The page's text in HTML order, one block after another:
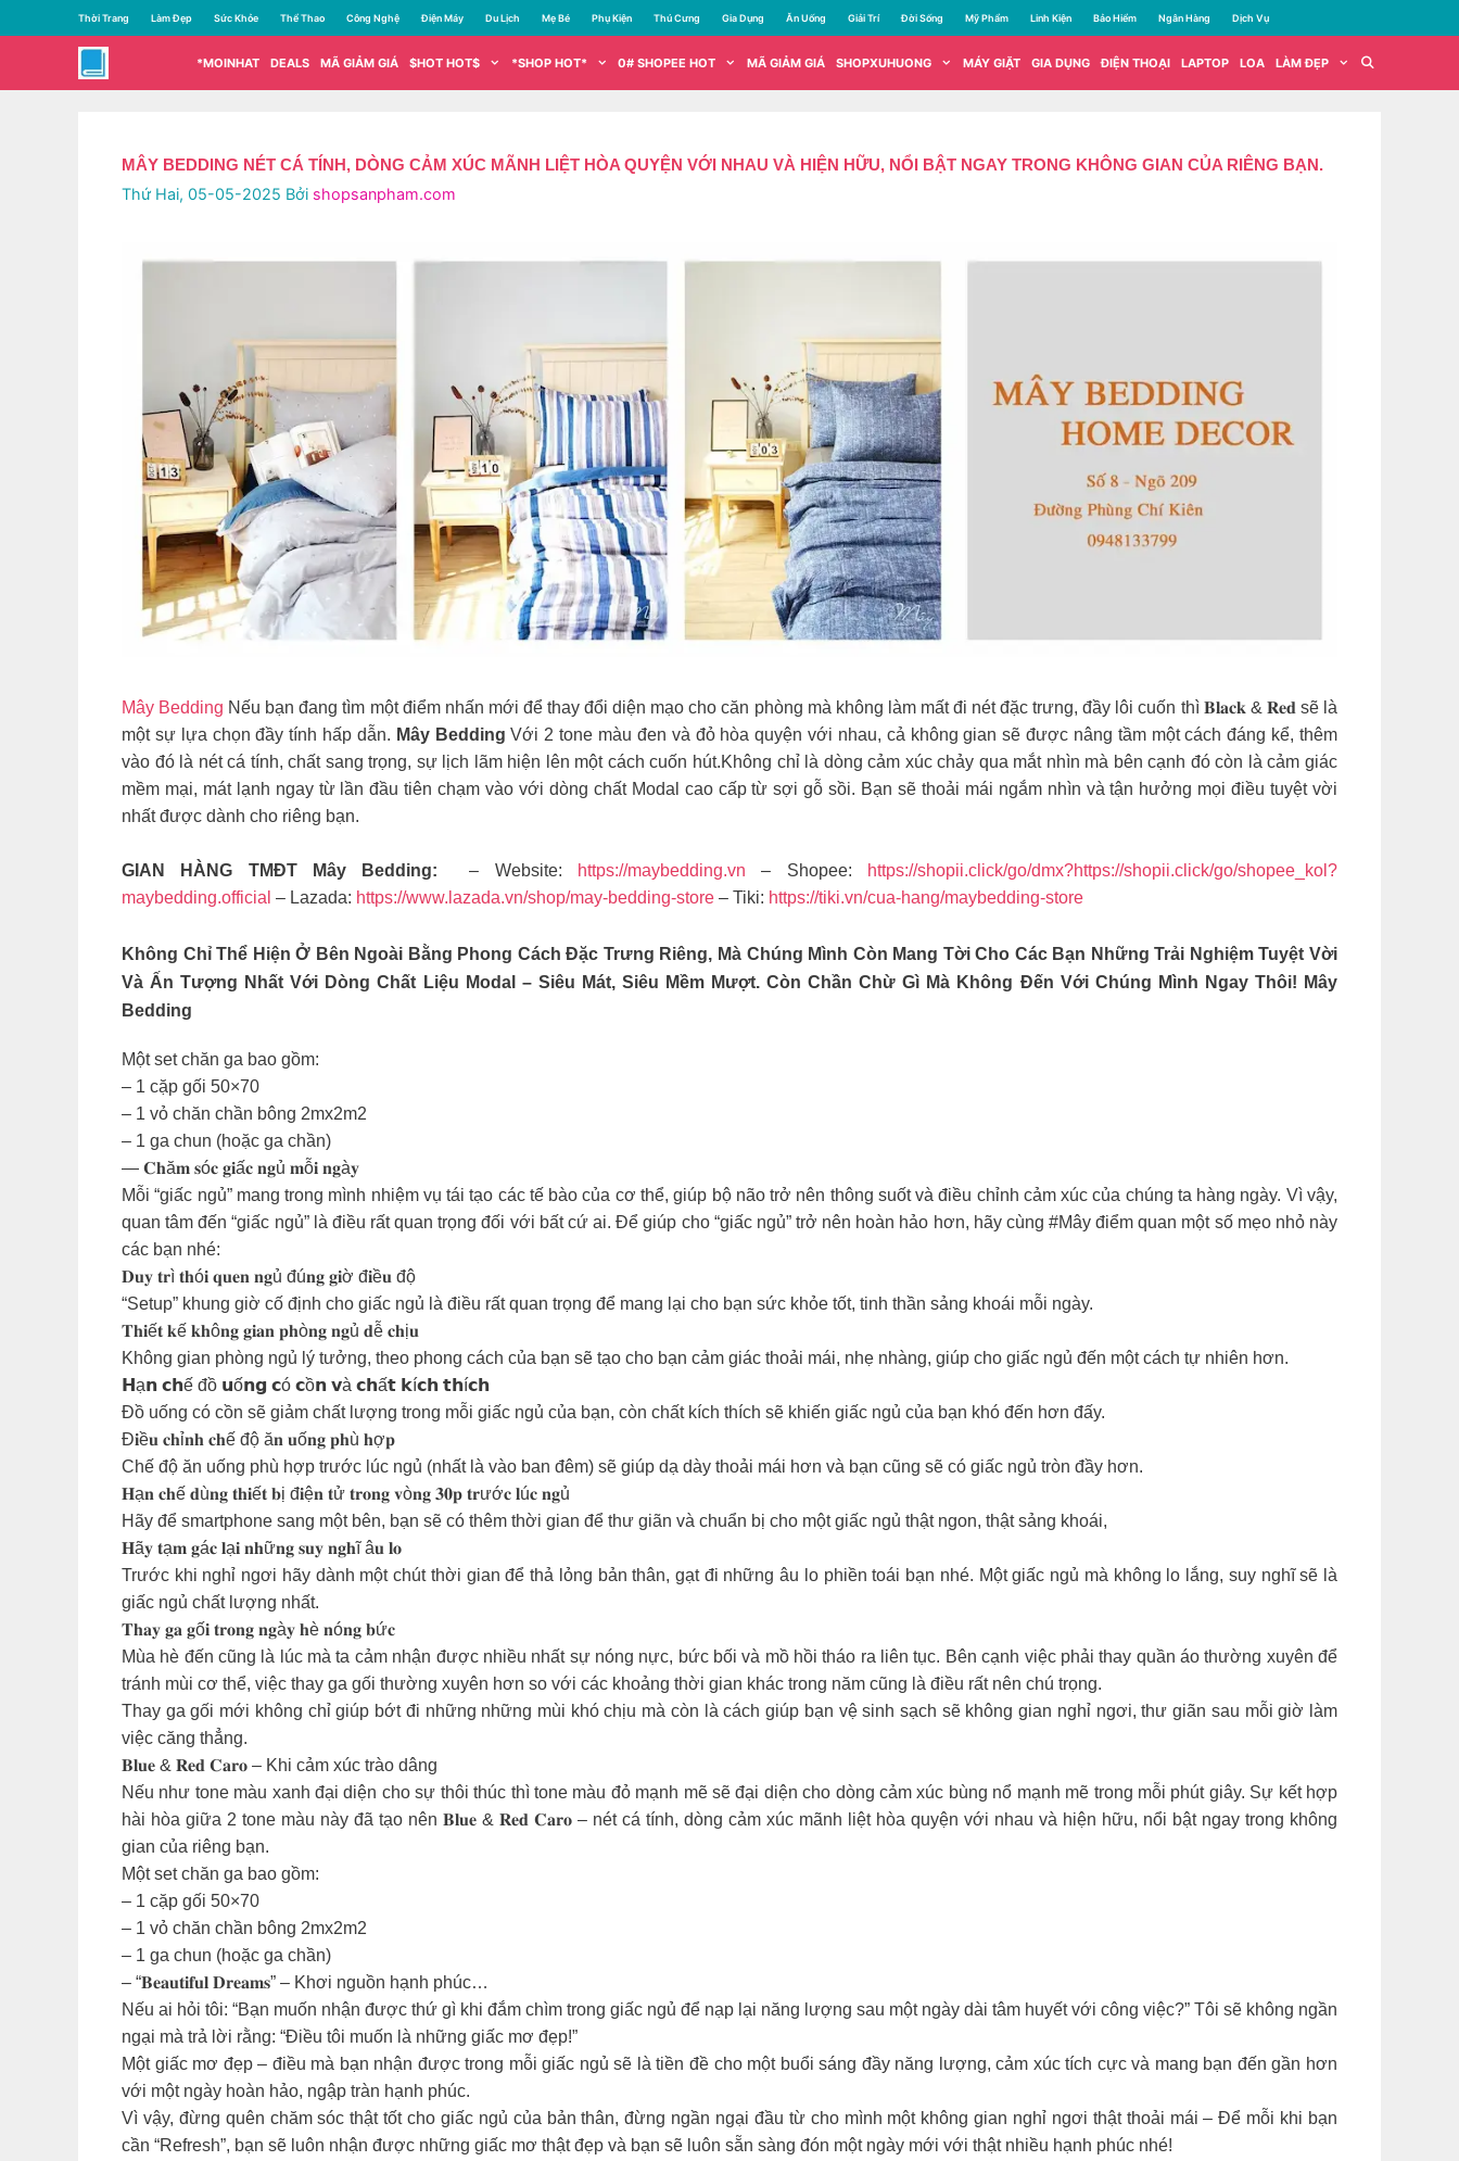
đến
dung
Thời Trang Làm Đẹp Sức Khỏe Thể Thao Công Nghệ Điện Máy Du Lịch Mẹ Bé Phụ Kiện Thú Cưng Gia Dụng Ăn Uống Giải Trí Đời Sống Mỹ Phẩm Linh Kiện Bảo Hiểm Ngân Hàng Dịch Vụ
*MOINHAT DEALS MÃ GIẢM GIÁ $HOT HOT$ *SHOP HOT* 0# SHOPEE HOT MÃ GIẢM GIÁ SHOPXUHUONG MÁY GIẶT GIA DỤNG ĐIỆN THOẠI LAPTOP LOA LÀM ĐẸP
MÂY BEDDING NÉT CÁ TÍNH, DÒNG CẢM XÚC MÃNH LIỆT HÒA QUYỆN VỚI NHAU VÀ HIỆN HỮU, NỔI BẬT NGAY TRONG KHÔNG GIAN CỦA RIÊNG BẠN.
Thứ Hai, 05-05-2025 Bởi shopsanpham.com
Mây Bedding Nếu bạn đang tìm một điểm nhấn mới để thay đổi diện mạo cho căn phòng mà không làm mất đi nét đặc trưng, đầy lôi cuốn thì 𝐁𝐥𝐚𝐜𝐤 & 𝐑𝐞𝐝 sẽ là
một sự lựa chọn đầy tính hấp dẫn. Mây BeddingVới 2 tone màu đen và đỏ hòa quyện với nhau, cả không gian sẽ được nâng tầm một cách đáng kể, thêm
vào đó là nét cá tính, chất sang trọng, sự lịch lãm hiện lên một cách cuốn hút.Không chỉ là dòng cảm xúc chảy qua mắt nhìn mà bên cạnh đó còn là cảm giác
mềm mại, mát lạnh ngay từ lần đầu tiên chạm vào với dòng chất Modal cao cấp từ sợi gỗ sồi. Bạn sẽ thoải mái ngắm nhìn và tận hưởng mọi điều tuyệt vời
nhất được dành cho riêng bạn.
GIAN HÀNG TMĐT Mây Bedding: – Website: https://maybedding.vn – Shopee:
https://shopii.click/go/dmx?https://shopii.click/go/shopee_kol?
maybedding.official – Lazada: https://www.lazada.vn/shop/may-bedding-store – Tiki: https://tiki.vn/cua-hang/maybedding-store
Không Chỉ Thể Hiện Ở Bên Ngoài Bằng Phong Cách Đặc Trưng Riêng, Mà Chúng Mình Còn Mang Tời Cho Các Bạn Những Trải Nghiệm Tuyệt Vời
Và Ấn Tượng Nhất Với Dòng Chất Liệu Modal – Siêu Mát, Siêu Mềm Mượt. Còn Chần Chừ Gì Mà Không Đến Với Chúng Mình Ngay Thôi! Mây
Bedding
Một set chăn ga bao gồm:
– 1 cặp gối 50×70
– 1 vỏ chăn chần bông 2mx2m2
– 1 ga chun (hoặc ga chần)
— 𝐂𝐡ă𝐦 𝐬ó𝐜 𝐠𝐢ấ𝐜 𝐧𝐠ủ 𝐦ỗ𝐢 𝐧𝐠à𝐲
Mỗi “giấc ngủ” mang trong mình nhiệm vụ tái tạo các tế bào của cơ thể, giúp bộ não trở nên thông suốt và điều chỉnh cảm xúc của chúng ta hàng ngày. Vì vậy,
quan tâm đến “giấc ngủ” là điều rất quan trọng đối với bất cứ ai. Để giúp cho “giấc ngủ” trở nên hoàn hảo hơn, hãy cùng #Mây điểm quan một số mẹo nhỏ này
các bạn nhé:
𝐃𝐮𝐲 𝐭𝐫ì 𝐭𝐡ó𝐢 𝐪𝐮𝐞𝐧 𝐧𝐠ủ đú𝐧𝐠 𝐠𝐢ờ đ𝐢ề𝐮 độ
“Setup” khung giờ cố định cho giấc ngủ là điều rất quan trọng để mang lại cho bạn sức khỏe tốt, tinh thần sảng khoái mỗi ngày.
𝐓𝐡𝐢ế𝐭 𝐤ế 𝐤𝐡ô𝐧𝐠 𝐠𝐢𝐚𝐧 𝐩𝐡ò𝐧𝐠 𝐧𝐠ủ 𝐝ễ 𝐜𝐡ị𝐮
Không gian phòng ngủ lý tưởng, theo phong cách của bạn sẽ tạo cho bạn cảm giác thoải mái, nhẹ nhàng, giúp cho giấc ngủ đến một cách tự nhiên hơn.
𝗛ạ𝗻 𝗰𝗵ế đồ 𝘂ố𝗻𝗴 𝗰ó 𝗰ồ𝗻 𝘃à 𝗰𝗵ấ𝘁 𝗸í𝗰𝗵 𝘁𝗵í𝗰𝗵
Đồ uống có cồn sẽ giảm chất lượng trong mỗi giấc ngủ của bạn, còn chất kích thích sẽ khiến giấc ngủ của bạn khó đến hơn đấy.
Đ𝐢ề𝐮 𝐜𝐡ỉ𝐧𝐡 𝐜𝐡ế độ ă𝐧 𝐮ố𝐧𝐠 𝐩𝐡ù 𝐡ợ𝐩
Chế độ ăn uống phù hợp trước lúc ngủ (nhất là vào ban đêm) sẽ giúp dạ dày thoải mái hơn và bạn cũng sẽ có giấc ngủ tròn đầy hơn.
𝐇ạ𝐧 𝐜𝐡ế 𝐝ù𝐧𝐠 𝐭𝐡𝐢ế𝐭 𝐛ị đ𝐢ệ𝐧 𝐭ử 𝐭𝐫𝐨𝐧𝐠 𝐯ò𝐧𝐠 𝟑𝟎𝐩 𝐭𝐫ướ𝐜 𝐥ú𝐜 𝐧𝐠ủ
Hãy để smartphone sang một bên, bạn sẽ có thêm thời gian để thư giãn và chuẩn bị cho một giấc ngủ thật ngon, thật sảng khoái,
𝐇ã𝐲 𝐭ạ𝐦 𝐠á𝐜 𝐥ạ𝐢 𝐧𝐡ữ𝐧𝐠 𝐬𝐮𝐲 𝐧𝐠𝐡ĩ â𝐮 𝐥𝐨
Trước khi nghỉ ngơi hãy dành một chút thời gian để thả lỏng bản thân, gạt đi những âu lo phiền toái bạn nhé. Một giấc ngủ mà không lo lắng, suy nghĩ sẽ là
giấc ngủ chất lượng nhất.
𝐓𝐡𝐚𝐲 𝐠𝐚 𝐠ố𝐢 𝐭𝐫𝐨𝐧𝐠 𝐧𝐠à𝐲 𝐡è 𝐧ó𝐧𝐠 𝐛ứ𝐜
Mùa hè đến cũng là lúc mà ta cảm nhận được nhiều nhất sự nóng nực, bức bối và mồ hồi tháo ra liên tục. Bên cạnh việc phải thay quần áo thường xuyên để
tránh mùi cơ thể, việc thay ga gối thường xuyên hơn so với các khoảng thời gian khác trong năm cũng là điều rất nên chú trọng.
Thay ga gối mới không chỉ giúp bớt đi những những mùi khó chịu mà còn là cách giúp bạn vệ sinh sạch sẽ không gian nghỉ ngơi, thư giãn sau mỗi giờ làm
việc căng thẳng.
𝐁𝐥𝐮𝐞 & 𝐑𝐞𝐝 𝐂𝐚𝐫𝐨 – Khi cảm xúc trào dâng
Nếu như tone màu xanh đại diện cho sự thôi thúc thì tone màu đỏ mạnh mẽ sẽ đại diện cho dòng cảm xúc bùng nổ mạnh mẽ trong mỗi phút giây. Sự kết hợp
hài hòa giữa 2 tone màu này đã tạo nên 𝐁𝐥𝐮𝐞 & 𝐑𝐞𝐝 𝐂𝐚𝐫𝐨 – nét cá tính, dòng cảm xúc mãnh liệt hòa quyện với nhau và hiện hữu, nổi bật ngay trong không
gian của riêng bạn.
Một set chăn ga bao gồm:
– 1 cặp gối 50×70
– 1 vỏ chăn chần bông 2mx2m2
– 1 ga chun (hoặc ga chần)
– “𝐁𝐞𝐚𝐮𝐭𝐢𝐟𝐮𝐥 𝐃𝐫𝐞𝐚𝐦𝐬” – Khơi nguồn hạnh phúc…
Nếu ai hỏi tôi: “Bạn muốn nhận được thứ gì khi đắm chìm trong giấc ngủ để nạp lại năng lượng sau một ngày dài tâm huyết với công việc?” Tôi sẽ không ngần
ngại mà trả lời rằng: “Điều tôi muốn là những giấc mơ đẹp!”
Một giấc mơ đẹp – điều mà bạn nhận được trong mỗi giấc ngủ sẽ là tiền đề cho một buổi sáng đầy năng lượng, cảm xúc tích cực và mang bạn đến gần hơn
với một ngày hoàn hảo, ngập tràn hạnh phúc.
Vì vậy, đừng quên chăm sóc thật tốt cho giấc ngủ của bản thân, đừng ngần ngại đầu từ cho mình một không gian nghỉ ngơi thật thoải mái – Để mỗi khi bạn
cần “Refresh”, bạn sẽ luôn nhận được những giấc mơ thật đẹp và bạn sẽ luôn sẵn sàng đón một ngày mới với thật nhiều hạnh phúc nhé!